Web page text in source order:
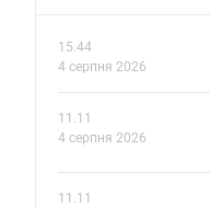
15.44
4 серпня 2026
11.11
4 серпня 2026
11.11